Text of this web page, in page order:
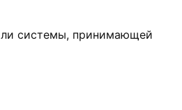
системы, принимающей